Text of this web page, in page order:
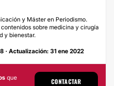
y Máster en Periodismo.
sobre medicina y cirugía
y bienestar.
· Actualización: 31 ene 2022
que
CONTACTAR